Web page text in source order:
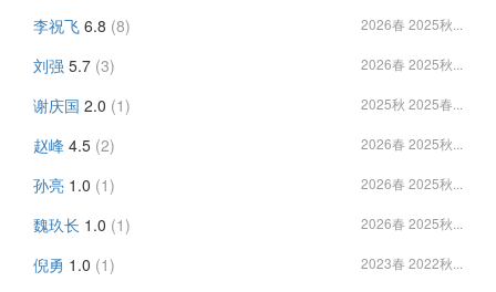
李祝飞 6.8 (8) 2026春 2025秋...
刘强 5.7 (3) 2026春 2025秋...
谢庆国 2.0 (1) 2025秋 2025春...
赵峰 4.5 (2) 2026春 2025秋...
孙亮 1.0 (1) 2026春 2025秋...
魏玖长 1.0 (1) 2026春 2025秋...
倪勇 1.0 (1) 2023春 2022秋...